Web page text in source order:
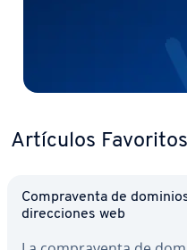
Artículos Favoritos
Co­m­pra­ve­n­ta de
di­re­c­cio­nes web